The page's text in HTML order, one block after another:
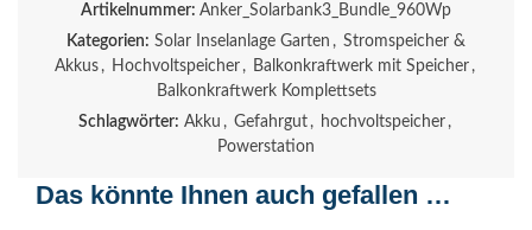
Artikelnummer: Anker_Solarbank3_Bundle_960Wp
Kategorien: Solar Inselanlage Garten , Stromspeicher &
Akkus , Hochvoltspeicher , Balkonkraftwerk mit Speicher ,
Balkonkraftwerk Komplettsets
Schlagwörter: Akku , Gefahrgut , hochvoltspeicher ,
Powerstation
Das könnte Ihnen auch gefallen …